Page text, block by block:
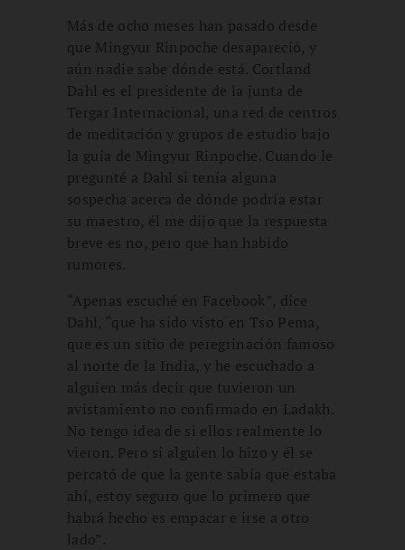
Más de ocho meses han pasado desde
que Mingyur Rinpoche desapareció, y
aún nadie sabe dónde está. Cortland
Dahl es el presidente de la junta de
Tergar Internacional, una red de centros
de meditación y grupos de estudio bajo
la guía de Mingyur Rinpoche. Cuando le
pregunté a Dahl si tenía alguna
sospecha acerca de dónde podría estar
su maestro, él me dijo que la respuesta
breve es no, pero que han habido
rumores.
“Apenas escuché en Facebook”, dice
Dahl, “que ha sido visto en Tso Pema,
que es un sitio de peregrinación famoso
al norte de la India, y he escuchado a
alguien más decir que tuvieron un
avistamiento no confirmado en Ladakh.
No tengo idea de si ellos realmente lo
vieron. Pero si alguien lo hizo y él se
percató de que la gente sabía que estaba
ahí, estoy seguro que lo primero que
habrá hecho es empacar e irse a otro
lado”.